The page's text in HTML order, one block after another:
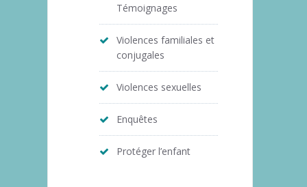
Témoignages
Violences familiales et
conjugales
Violences sexuelles
Enquêtes
Protéger l’enfant